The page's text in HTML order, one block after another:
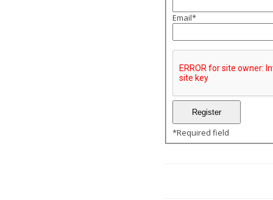
Email*
*Required field